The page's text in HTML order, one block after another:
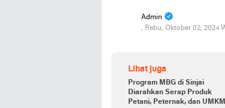
Admin
, Rabu, Oktober 02, 2024
Lihat juga
Program MBG di Sinjai
Diarahkan Serap Produk
Petani, Peternak, dan UMKM